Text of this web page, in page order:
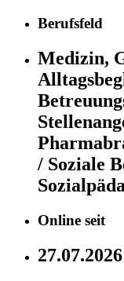
Berufsfeld
Medizin,
/ Soziale
Online seit
27.07.2026